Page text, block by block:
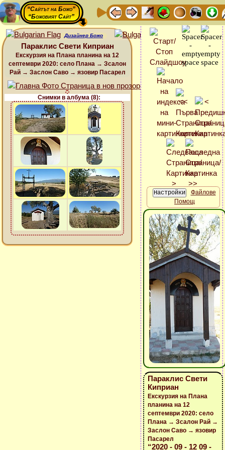
“Сайтът на Божо”
“Божовият Сайт”
Дизайнер Божо
Параклис Свети Киприан
Екскурзия на Плана планина на 12
септември 2020: село Плана → Зсалон
Рай → Заслон Саво → язовир Пасарел
Снимки в албума (8):
Файлове
Помощ
Параклис Свети
Киприан
Екскурзия на Плана
планина на 12
септември 2020: село
Плана → Зсалон Рай →
Заслон Саво → язовир
Пасарел
“2020 - 09 - 12 09 -